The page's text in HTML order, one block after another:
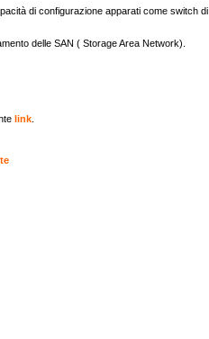
di configurazione apparati come switch di
delle SAN ( Storage Area Network).
link